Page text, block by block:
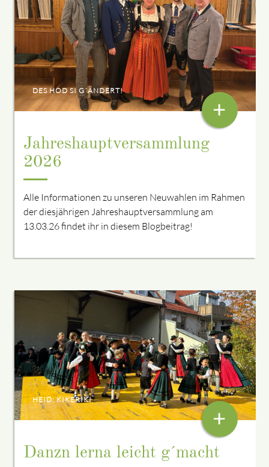
DES HOD SI G´ÄNDERT!
Jahreshauptversammlung
2026
Alle Informationen zu unseren Neuwahlen im Rahmen
der diesjährigen Jahreshauptversammlung am
13.03.26 findet ihr in diesem Blogbeitrag!
+
HEID: KIKERIKI
Danzn lerna leicht g´macht
+